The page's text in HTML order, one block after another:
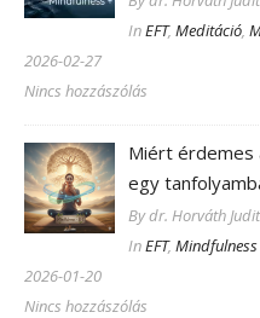
InEFT,Meditáció,
2026-02-27
Nincs hozzászólás
Miért érdemes
egy
By dr. Horváth Judit
InEFT,Mindfulness
2026-01-20
Nincs hozzászólás